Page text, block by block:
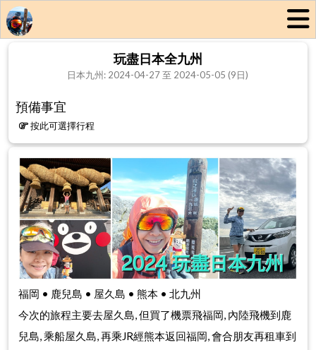
玩盡日本全九州
日本九州: 2024-04-27 至 2024-05-05 (9日)
預備事宜
按此可選擇行程
福岡 • 鹿兒島 • 屋久島 • 熊本 • 北九州
今次的旅程主要去屋久島, 但買了機票飛福岡, 內陸飛機到鹿
兒島, 乘船屋久島, 再乘JR經熊本返回福岡, 會合朋友再租車到